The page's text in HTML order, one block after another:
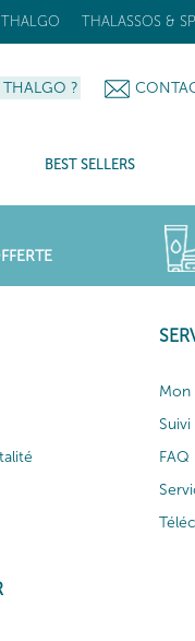
THALASSOS &
?
BEST SELLERS
FAQ